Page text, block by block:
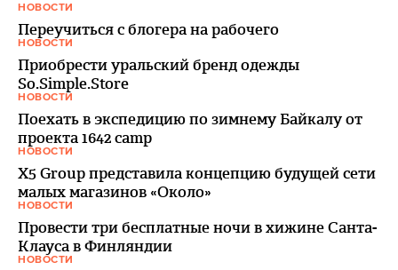
НОВОСТИ
Переучиться с блогера на рабочего
НОВОСТИ
Приобрести уральский бренд одежды
So.Simple.Store
НОВОСТИ
Поехать в экспедицию по зимнему Байкалу от
проекта 1642 camp
НОВОСТИ
X5 Group представила концепцию будущей сети
малых магазинов «Около»
НОВОСТИ
Провести три бесплатные ночи в хижине Санта-
Клауса в Финляндии
НОВОСТИ